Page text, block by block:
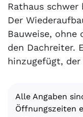
Rathaus
Der
Bauweise, ohne
den Dachreiter.
hinzugefügt,
Alle Angaben
Öffnungszeiten